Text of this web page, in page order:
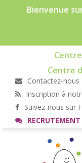
Bienvenue
Centre
Contactez-nous
Inscription à
Suivez-nous sur
RECRUTEMENT